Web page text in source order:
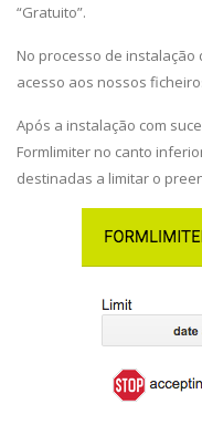
“Gratuito”.
No processo de instalação
acesso aos nossos
Após a instalação com
Formlimiter no canto
destinadas a limitar o